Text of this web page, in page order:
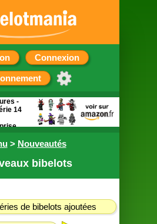
Connexion
> Nouveautés
bibelots
de bibelots ajoutées
-
14